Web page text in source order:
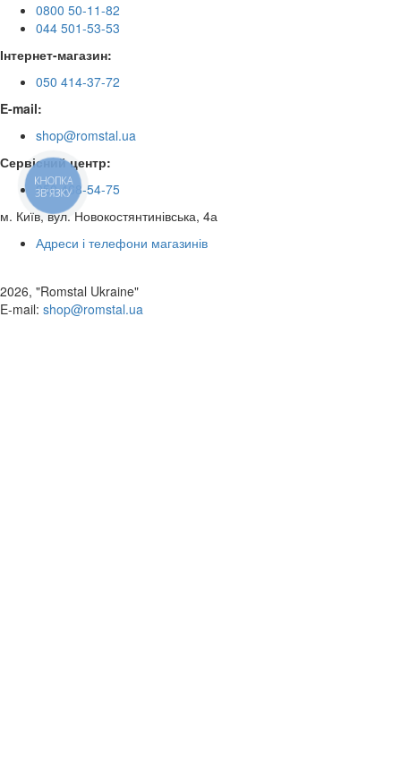
0800 50-11-82
044 501-53-53
Інтернет-магазин:
050 414-37-72
E-mail:
shop@romstal.ua
Сервісний центр:
050 468-54-75
м. Київ, вул. Новокостянтинівська, 4а
Адреси і телефони магазинів
2026, "Romstal Ukraine"
​E-mail: shop@romstal.ua
КНОПКА
ЗВ'ЯЗКУ